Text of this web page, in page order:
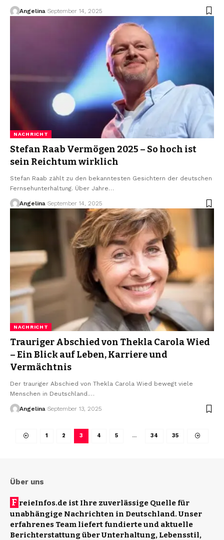
Angelina September 14, 2025
NACHRICHT
Stefan Raab Vermögen 2025 – So hoch ist
sein Reichtum wirklich
Stefan Raab zählt zu den bekanntesten Gesichtern der deutschen
Fernsehunterhaltung. Über Jahre…
Angelina September 14, 2025
NACHRICHT
Trauriger Abschied von Thekla Carola Wied
– Ein Blick auf Leben, Karriere und
Vermächtnis
Der trauriger Abschied von Thekla Carola Wied bewegt viele
Menschen in Deutschland.…
Angelina September 13, 2025
1 2 3 4 5 … 34 35
Über uns
F reieInfos.de ist Ihre zuverlässige Quelle für
unabhängige Nachrichten in Deutschland. Unser
erfahrenes Team liefert fundierte und aktuelle
Berichterstattung über Unterhaltung, Lebensstil,